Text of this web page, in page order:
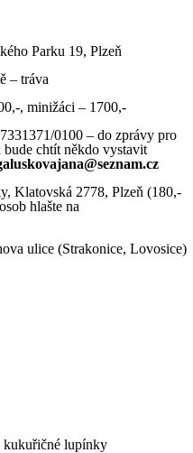
Parku 19, Plzeň
– tráva
, minižáci – 1700,-
0100 – do zprávy pro
chtít někdo vystavit
Klatovská 2778, Plzeň (180,-
hlašte na
ulice (Strakonice, Lovosice)
kukuřičné lupínky